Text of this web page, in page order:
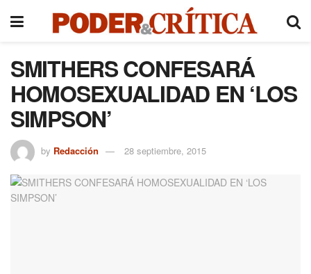
SMITHERS CONFESARÁ
HOMOSEXUALIDAD EN ‘LOS
SIMPSON’
by Redacción 28 septiembre, 2015